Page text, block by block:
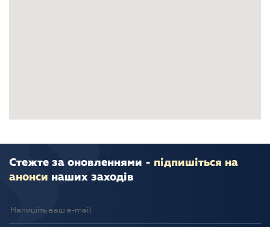
Стежте за оновленнями - підпишіться на
анонси наших заходів